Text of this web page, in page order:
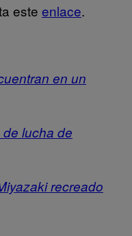
este enlace.
en un
lucha de
recreado